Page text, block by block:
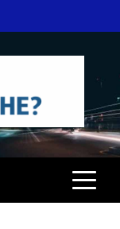
LIFELIVE